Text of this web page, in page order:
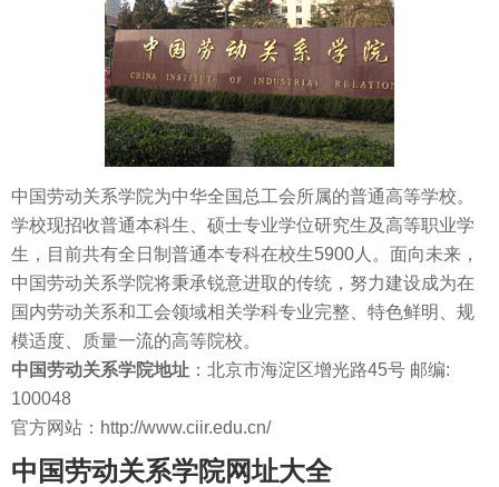
中国劳动关系学院为中华全国总工会所属的普通高等学校。
学校现招收普通本科生、硕士专业学位研究生及高等职业学
生，目前共有全日制普通本专科在校生5900人。面向未来，
中国劳动关系学院将秉承锐意进取的传统，努力建设成为在
国内劳动关系和工会领域相关学科专业完整、特色鲜明、规
模适度、质量一流的高等院校。
中国劳动关系学院地址 ：北京市海淀区增光路45号 邮编:
100048
官方网站：http://www.ciir.edu.cn/
中国劳动关系学院网址大全